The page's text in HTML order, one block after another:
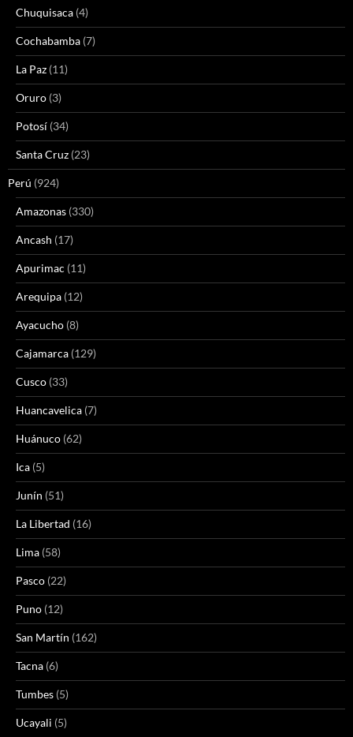
Chuquisaca (4)
Cochabamba (7)
La Paz (11)
Oruro (3)
Potosí (34)
Santa Cruz (23)
Perú (924)
Amazonas (330)
Ancash (17)
Apurimac (11)
Arequipa (12)
Ayacucho (8)
Cajamarca (129)
Cusco (33)
Huancavelica (7)
Huánuco (62)
Ica (5)
Junín (51)
La Libertad (16)
Lima (58)
Pasco (22)
Puno (12)
San Martín (162)
Tacna (6)
Tumbes (5)
Ucayali (5)